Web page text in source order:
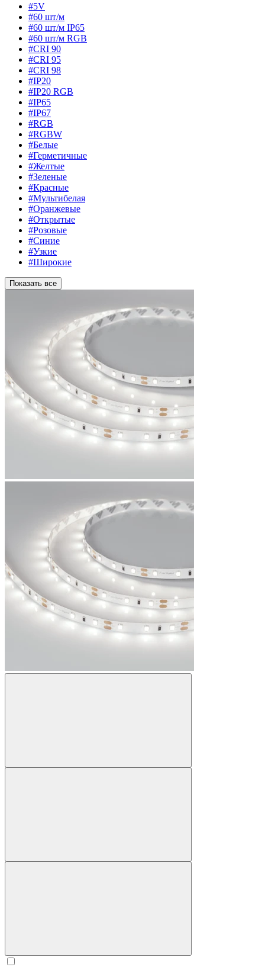
#5V
#60 шт/м
#60 шт/м IP65
#60 шт/м RGB
#CRI 90
#CRI 95
#CRI 98
#IP20
#IP20 RGB
#IP65
#IP67
#RGB
#RGBW
#Белые
#Герметичные
#Желтые
#Зеленые
#Красные
#Мультибелая
#Оранжевые
#Открытые
#Розовые
#Синие
#Узкие
#Широкие
Показать все